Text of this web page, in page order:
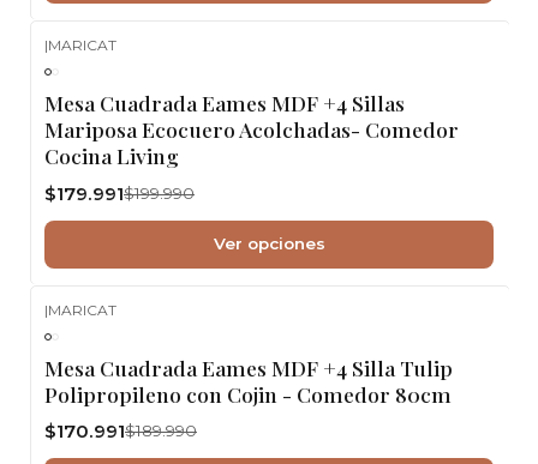
|MARICAT
Mesa Cuadrada Eames MDF +4 Sillas
Mariposa Ecocuero Acolchadas- Comedor
Cocina Living
$179.991$199.990
Ver opciones
|MARICAT
Mesa Cuadrada Eames MDF +4 Silla Tulip
Polipropileno con Cojin - Comedor 80cm
$170.991$189.990